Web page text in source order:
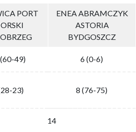
PORT
ENEA ABRAMCZYK
ASTORIA
BYDGOSZCZ
49) 6 (0-6)
23) 8 (76-75)
14